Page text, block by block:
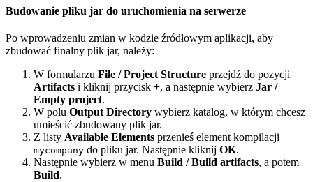
Budowanie pliku jar do uruchomienia na serwerze
Po wprowadzeniu zmian w kodzie źródłowym aplikacji, aby
zbudować finalny plik jar, należy:
W formularzu File / Project Structure przejdź do pozycji
Artifacts i kliknij przycisk +, a następnie wybierz Jar /
Empty project.
W polu Output Directory wybierz katalog, w którym chcesz
umieścić zbudowany plik jar.
Z listy Available Elements przenieś element kompilacji
mycompany do pliku jar. Następnie kliknij OK.
Następnie wybierz w menu Build / Build artifacts, a potem
Build.